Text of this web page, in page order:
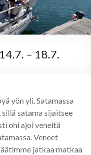
– 18.7.
yön yli. Satamassa
satama sijaitsee
ohi ajoi veneitä
Veneet
jatkaa matkaa